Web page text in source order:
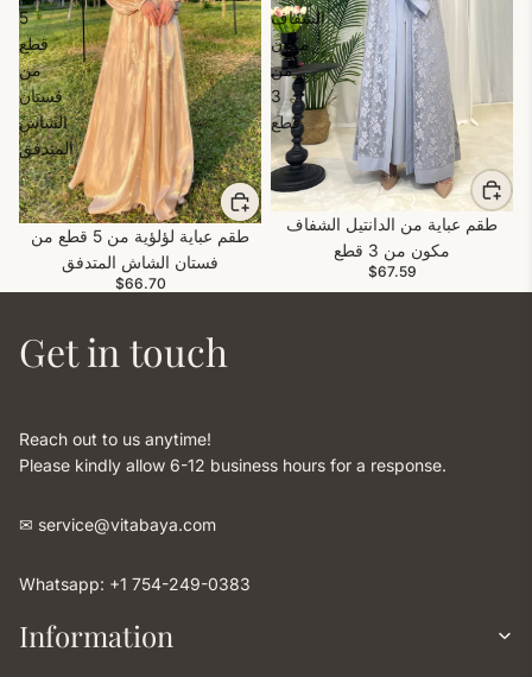
5
قطع
من
فستان
الشاش
المتدفق
طقم عباية لؤلؤية من 5 قطع من
فستان الشاش المتدفق
$66.70
الشفاف
مكون
من
3
قطع
طقم عباية من الدانتيل الشفاف
مكون من 3 قطع
$67.59
Get in touch
Reach out to us anytime!
Please kindly allow 6-12 business hours for a response.
✉︎ service@vitabaya.com
Whatsapp: +1 754-249-0383
Information